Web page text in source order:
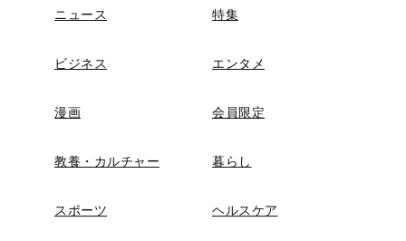
ニュース 特集
ビジネス エンタメ
漫画 会員限定
教養・カルチャー 暮らし
スポーツ ヘルスケア